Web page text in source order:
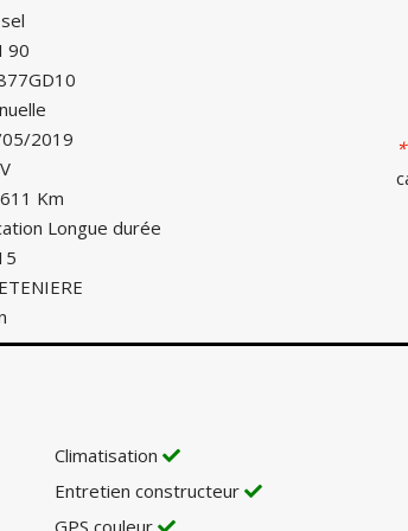
90
2019
Km
Longue durée
*
Climatisation
Entretien constructeur
GPS couleur